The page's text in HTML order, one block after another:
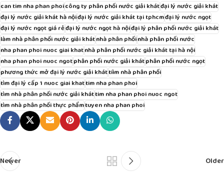
can tim nha phan phoicông ty phân phối nước giải khátđại lý nước giải khát
đại lý nước giải khát hà nộiđại lý nước giải khát tại tphcmđại lý nước ngọt
đại lý nước ngọt giá rẻđại lý nước ngọt hà nộiđại lý phân phối nước giải khát
làm nhà phân phối nước giải khátnhà phân phốinhà phân phối nước
nha phan phoi nuoc giai khatnhà phân phối nước giải khát tại hà nội
nha phan phoi nuoc ngotphân phối nước giải khátphân phối nước ngọt
phương thức mở đại lý nước giải kháttiìm nhà phân phối
tìm đại lý cấp 1 nuoc giai khattim nha phan phoi
tìm nhà phân phối nước giải kháttim nha phan phoi nuoc ngot
tìm nhà phân phối thực phẩmtuyen nha phan phoi
Newer Older